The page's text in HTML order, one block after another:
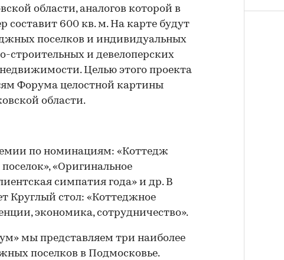
области, аналогов которой в
составит 600 кв. м. На карте будут
поселков и индивидуальных
строительных и девелоперских
Целью этого проекта
Форума целостной картины
области.
по номинациям: «Коттедж
«Оригинальное
симпатия года» и др. В
Круглый стол: «Коттеджное
экономика, сотрудничество».
мы представляем три наиболее
поселков в Подмосковье.